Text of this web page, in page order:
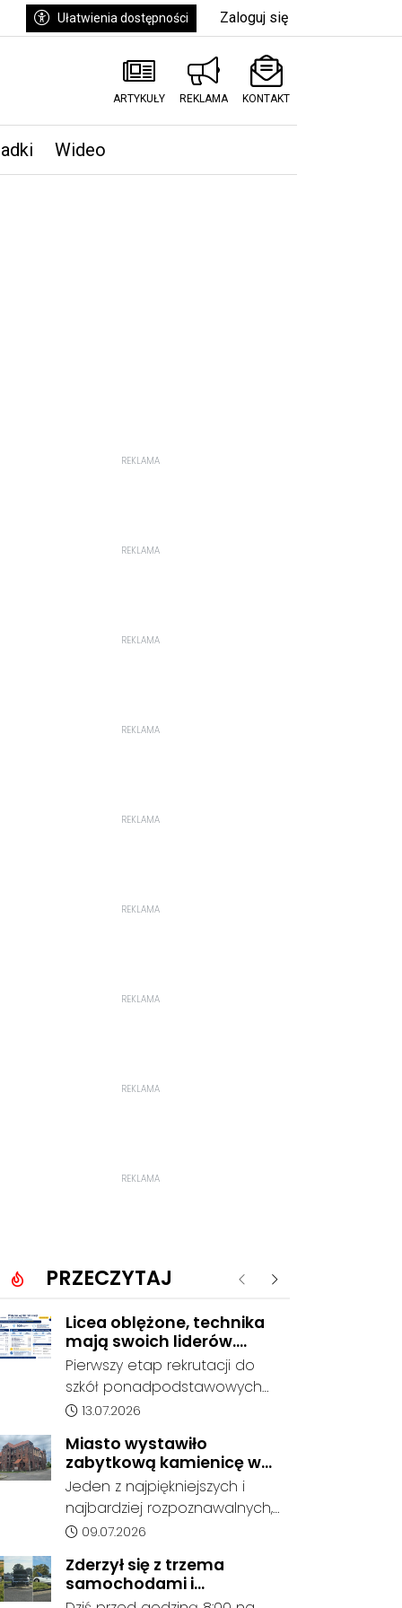
Ułatwienia dostępności Zaloguj się
ARTYKUŁY REKLAMA KONTAKT
Wideo
REKLAMA
REKLAMA
REKLAMA
REKLAMA
REKLAMA
REKLAMA
REKLAMA
REKLAMA
REKLAMA
PRZECZYTAJ Poprzednie
Następne
Licea oblężone, technika
mają swoich liderów.
Znamy wstępne wyniki
rekrutacji do szkół w
powiecie
Pierwszy etap rekrutacji do
szkół ponadpodstawowych
prowadzonych przez Powiat
pokazuje coraz wyraźniejsze
preferencje tegorocznych
absolwentów szkół
podstawowych. Dane dotyczą
kandydatów, którzy wskazali
dany oddział jako pierwszy
wybór, dlatego nie stanowią
jeszcze ostatecznego wyniku
Data dodania artykułu:
13.07.2026
Miasto wystawiło
zabytkową kamienicę w
Porcie na sprzedaż. W
dawnym hotelu mają
powstać mieszkania
Jeden z najpiękniejszych i
najbardziej rozpoznawalnych,
ale też najbardziej
Portu został wystawiony na
sprzedaż. Gmina Kędzierzyn-
Data dodania artykułu:
09.07.2026
Zderzył się z trzema
samochodami i
kontynuował jazdę. Seria